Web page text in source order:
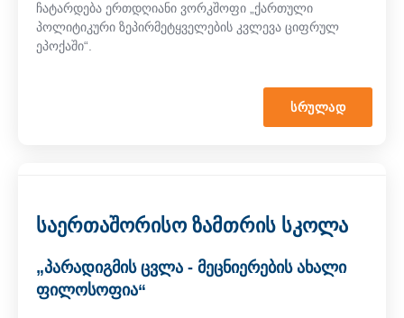
ჩატარდება ერთდღიანი ვორკშოფი „ქართული
პოლიტიკური ზეპირმეტყველების კვლევა ციფრულ
ეპოქაში“.
ᲡᲠᲣᲚᲐᲓ
საერთაშორისო ზამთრის სკოლა
„პარადიგმის ცვლა - მეცნიერების ახალი
ფილოსოფია“